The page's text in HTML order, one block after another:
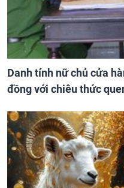
Danh tính nữ chủ cửa
đồng với chiêu thức